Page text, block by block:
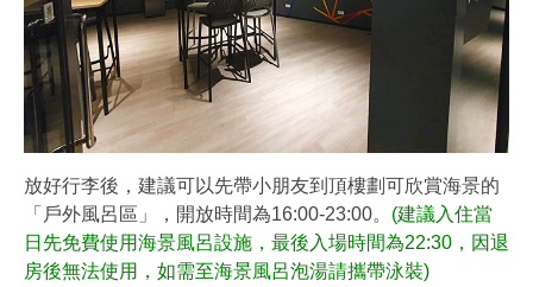
放好行李後，建議可以先帶小朋友到頂樓劃可欣賞海景的
「戶外風呂區」，開放時間為16:00-23:00。 (建議入住當
日先免費使用海景風呂設施，最後入場時間為22:30，因退
房後無法使用，如需至海景風呂泡湯請攜帶泳裝)